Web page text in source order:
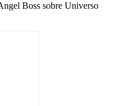
Boss sobre Universo